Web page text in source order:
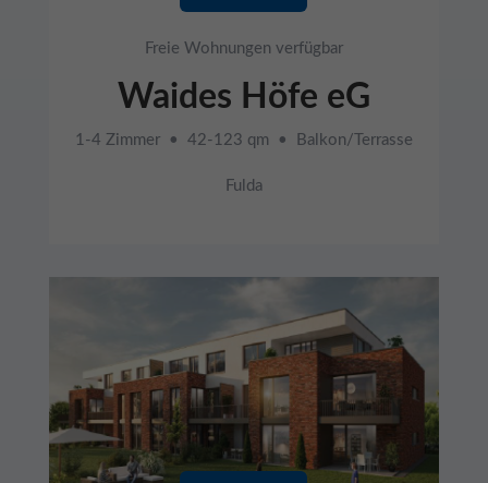
Freie Wohnungen verfügbar
Waides Höfe eG
1-4 Zimmer • 42-123 qm • Balkon/Terrasse
Fulda